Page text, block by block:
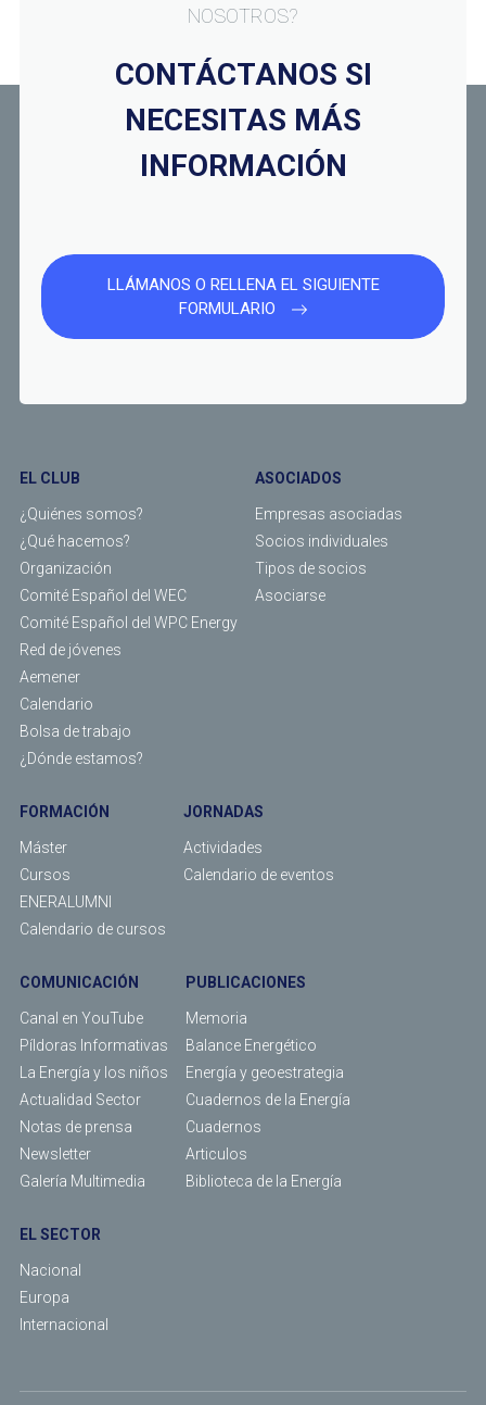
NOSOTROS?
CONTÁCTANOS SI
NECESITAS MÁS
INFORMACIÓN
LLÁMANOS O RELLENA EL SIGUIENTE
FORMULARIO
EL CLUB
¿Quiénes somos?
¿Qué hacemos?
Organización
Comité Español del WEC
Comité Español del WPC Energy
Red de jóvenes
Aemener
Calendario
Bolsa de trabajo
¿Dónde estamos?
ASOCIADOS
Empresas asociadas
Socios individuales
Tipos de socios
Asociarse
FORMACIÓN
Máster
Cursos
ENERALUMNI
Calendario de cursos
JORNADAS
Actividades
Calendario de eventos
COMUNICACIÓN
Canal en YouTube
Píldoras Informativas
La Energía y los niños
Actualidad Sector
Notas de prensa
Newsletter
Galería Multimedia
PUBLICACIONES
Memoria
Balance Energético
Energía y geoestrategia
Cuadernos de la Energía
Cuadernos
Articulos
Biblioteca de la Energía
EL SECTOR
Nacional
Europa
Internacional